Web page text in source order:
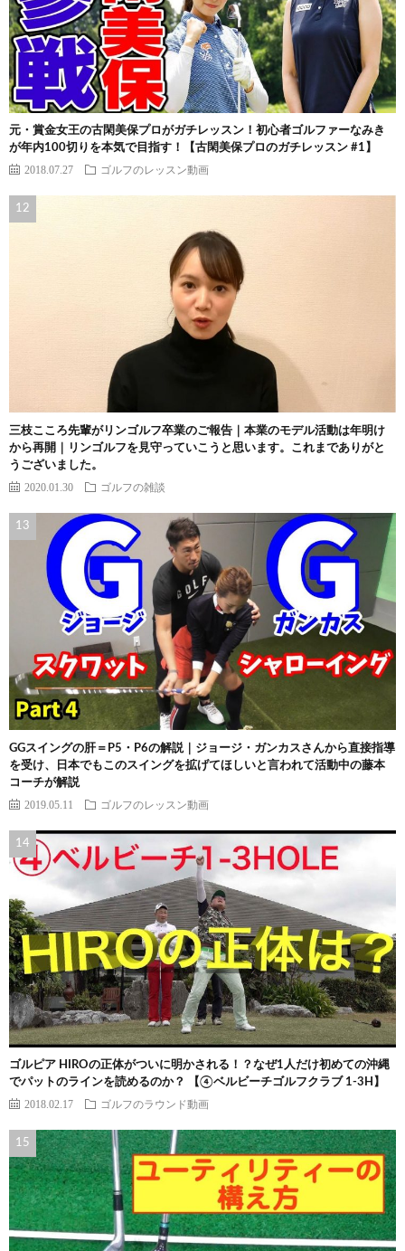
元・賞金女王の古閑美保プロがガチレッスン！初心者ゴルファーなみき
が年内100切りを本気で目指す！【古閑美保プロのガチレッスン #1】
2018.07.27 ゴルフのレッスン動画
三枝こころ先輩がリンゴルフ卒業のご報告｜本業のモデル活動は年明け
から再開｜リンゴルフを見守っていこうと思います。これまでありがと
うございました。
2020.01.30 ゴルフの雑談
GGスイングの肝＝P5・P6の解説｜ジョージ・ガンカスさんから直接指導
を受け、日本でもこのスイングを拡げてほしいと言われて活動中の藤本
コーチが解説
2019.05.11 ゴルフのレッスン動画
ゴルピア HIROの正体がついに明かされる！？なぜ1人だけ初めての沖縄
でパットのラインを読めるのか？ 【④ベルビーチゴルフクラブ 1-3H】
2018.02.17 ゴルフのラウンド動画